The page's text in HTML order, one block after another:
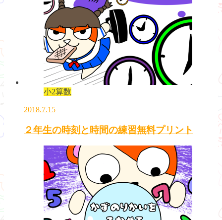
小2算数
2018.7.15
２年生の時刻と時間の練習無料プリント